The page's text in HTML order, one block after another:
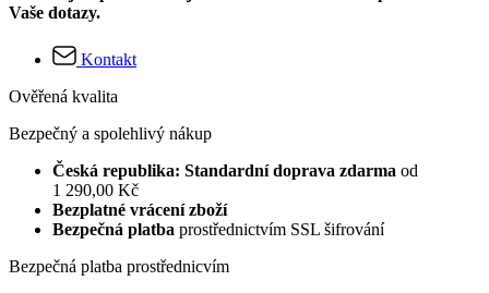
Vaše dotazy.
Kontakt
Ověřená kvalita
Bezpečný a spolehlivý nákup
Česká republika: Standardní doprava zdarma od
1 290,00 Kč
Bezplatné vrácení zboží
Bezpečná platba prostřednictvím SSL šifrování
Bezpečná platba prostřednicvím